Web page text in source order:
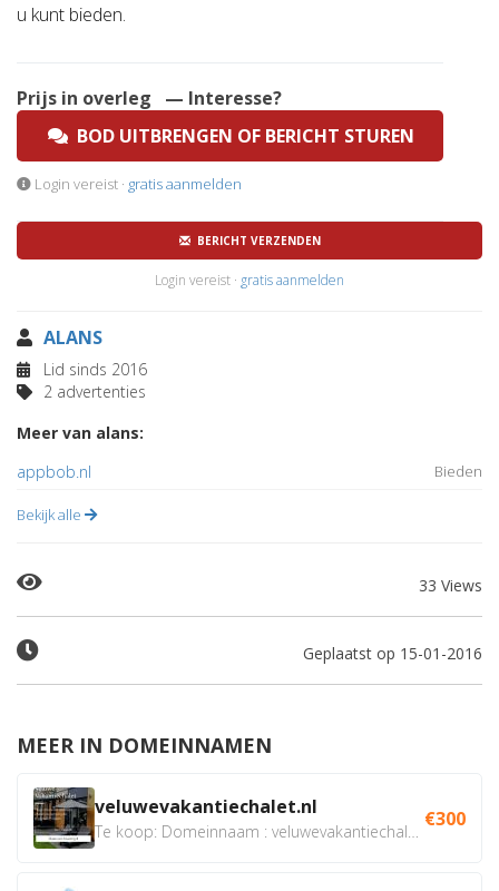
u kunt bieden.
Prijs in overleg
— Interesse?
BOD UITBRENGEN OF BERICHT STUREN
Login vereist · gratis aanmelden
BERICHT VERZENDEN
Login vereist · gratis aanmelden
ALANS
Lid sinds 2016
2 advertenties
Meer van alans:
appbob.nl
Bieden
Bekijk alle
33 Views
Geplaatst op 15-01-2016
MEER IN DOMEINNAMEN
veluwevakantiechalet.nl €300